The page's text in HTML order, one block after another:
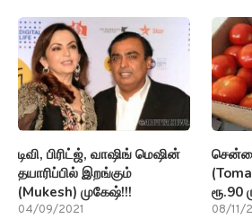
டிவி, பிரிட்ஜ், வாஷிங் மெஷின்
தயாரிப்பில் இறங்கும்
(Mukesh) முகேஷ்!!!
04/09/2021
ரூ.90
08/11/